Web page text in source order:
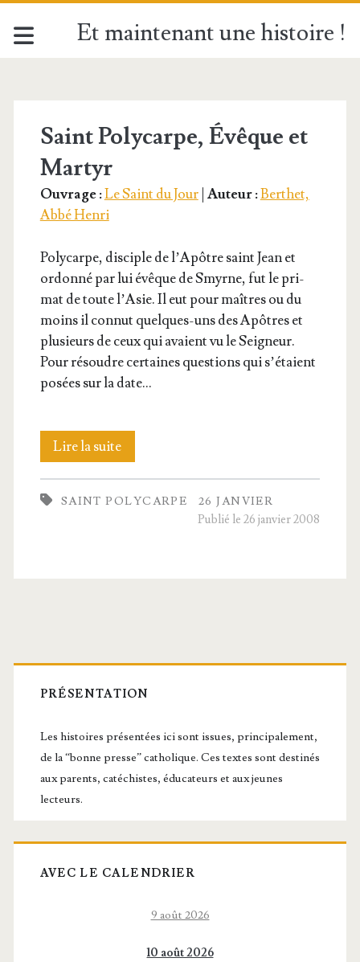
Et maintenant une histoire !
<span>Saint
Polycarpe</span>
Saint Polycarpe, Évêque et
Martyr
Ouvrage :Le Saint du Jour| Auteur :Berthet,
Abbé Henri
Poly­carpe, dis­ciple de l’A­pôtre saint Jean et
ordon­né par lui évêque de Smyrne, fut le pri­
mat de toute l’A­sie. Il eut pour maîtres ou du
moins il connut quelques-uns des Apôtres et
plu­sieurs de ceux qui avaient vu le Sei­gneur.
Pour résoudre cer­taines ques­tions qui s’é­taient
posées sur la date…
Lire la suiteSaint
Poly­
carpe,
SAINT POLYCARPE
26 JANVIER
Publié le 26 janvier 2008
Barre
latérale
principale
PRÉSENTATION
Les histoires présentées ici sont issues, principalement,
de la “bonne presse” catholique. Ces textes sont destinés
aux parents, catéchistes, éducateurs et aux jeunes
lecteurs.
AVEC LE CALENDRIER
9 août 2026
10 août 2026